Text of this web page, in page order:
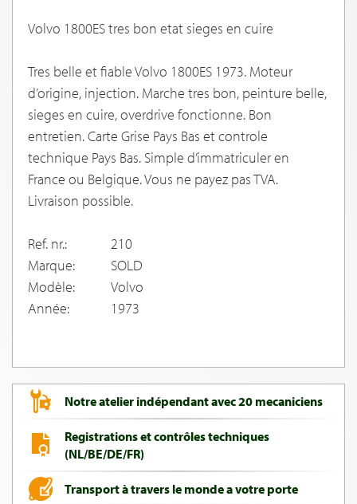
Volvo 1800ES tres bon etat sieges en cuire
Tres belle et fiable Volvo 1800ES 1973. Moteur
d’origine, injection. Marche tres bon, peinture belle,
sieges en cuire, overdrive fonctionne. Bon
entretien. Carte Grise Pays Bas et controle
technique Pays Bas. Simple d’immatriculer en
France ou Belgique. Vous ne payez pas TVA.
Livraison possible.
Ref. nr.:
210
Marque:
SOLD
Modèle:
Volvo
Année:
1973
Notre atelier indépendant avec 20 mecaniciens
Registrations et contrôles techniques
(NL/BE/DE/FR)
Transport à travers le monde a votre porte